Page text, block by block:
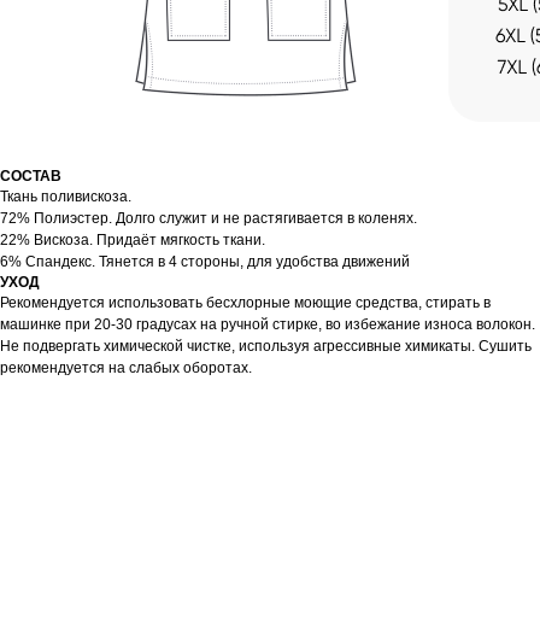
СОСТАВ
Ткань поливискоза.
72% Полиэстер. Долго служит и не растягивается в коленях.
22% Вискоза. Придаёт мягкость ткани.
6% Спандекс. Тянется в 4 стороны, для удобства движений
УХОД
Рекомендуется использовать бесхлорные моющие средства, стирать в
машинке при 20-30 градусах на ручной стирке, во избежание износа волокон.
Не подвергать химической чистке, используя агрессивные химикаты. Сушить
рекомендуется на слабых оборотах.